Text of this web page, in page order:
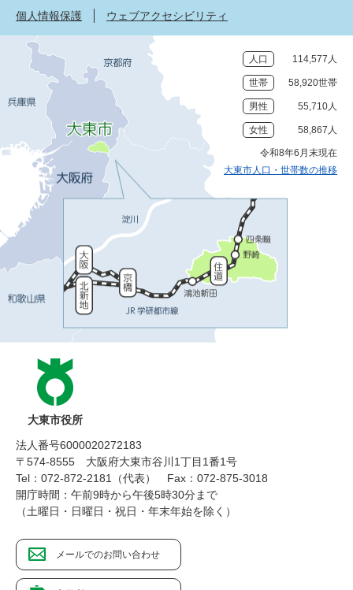
個人情報保護
ウェブアクセシビリティ
人口 114,577人
世帯 58,920世帯
男性 55,710人
女性 58,867人
令和8年6月末現在
大東市人口・世帯数の推移
大東市役所
法人番号6000020272183
〒574-8555 大阪府大東市谷川1丁目1番1号
Tel：072-872-2181（代表）
Fax：072-875-3018
開庁時間：午前9時から午後5時30分まで
（土曜日・日曜日・祝日・年末年始を除く）
メールでのお問い合わせ